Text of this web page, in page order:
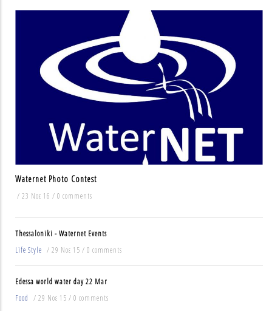
Waternet Photo Contest
/ 23 Νοε 16 / 0 comments
Thessaloniki - Waternet Events
Life Style / 29 Νοε 15 / 0 comments
Edessa world water day 22 Mar
Food / 29 Νοε 15 / 0 comments